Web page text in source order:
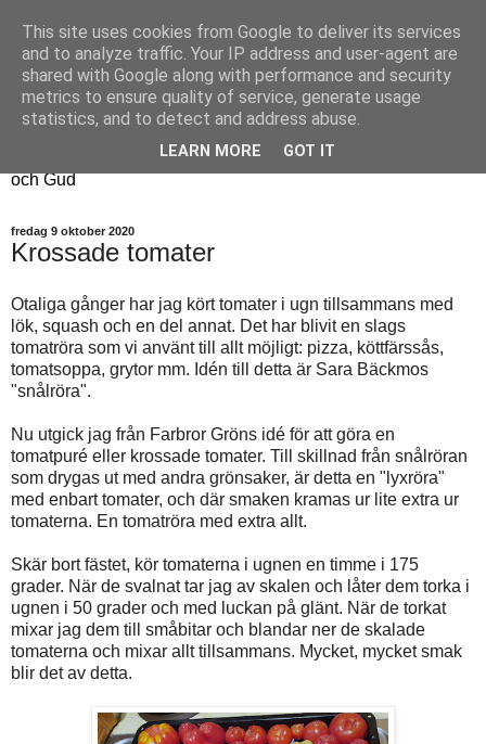
Fyren
Fyren finns för att sprida ljus i mörkret
För att påminna om guldkanterna i tillvaron
Här samsas jakt, hantverk, odling, och andra tankar om livet
och Gud
fredag 9 oktober 2020
Krossade tomater
Otaliga gånger har jag kört tomater i ugn tillsammans med
lök, squash och en del annat. Det har blivit en slags
tomatröra som vi använt till allt möjligt: pizza, köttfärssås,
tomatsoppa, grytor mm. Idén till detta är Sara Bäckmos
"snålröra".
Nu utgick jag från Farbror Gröns idé för att göra en
tomatpuré eller krossade tomater. Till skillnad från snålröran
som drygas ut med andra grönsaker, är detta en "lyxröra"
med enbart tomater, och där smaken kramas ur lite extra ur
tomaterna. En tomatröra med extra allt.
Skär bort fästet, kör tomaterna i ugnen en timme i 175
grader. När de svalnat tar jag av skalen och låter dem torka i
ugnen i 50 grader och med luckan på glänt. När de torkat
mixar jag dem till småbitar och blandar ner de skalade
tomaterna och mixar allt tillsammans. Mycket, mycket smak
blir det av detta.
This site uses cookies from Google to deliver its services
and to analyze traffic. Your IP address and user-agent are
shared with Google along with performance and security
metrics to ensure quality of service, generate usage
statistics, and to detect and address abuse.
LEARN MORE GOT IT